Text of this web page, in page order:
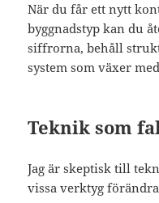
När du får ett nytt
byggnadstyp kan du
siffrorna, behåll
system som växer
Teknik som
Jag är skeptisk till
vissa verktyg